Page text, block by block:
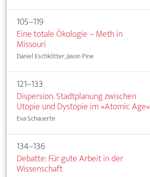
105–119
Eine totale Ökologie – Meth in
Missouri
Daniel Eschkötter, Jason Pine
121–133
Dispersion. Stadtplanung zwischen
Utopie und Dystopie im »Atomic Age«
Eva Schauerte
134–136
Debatte: Für gute Arbeit in der
Wissenschaft